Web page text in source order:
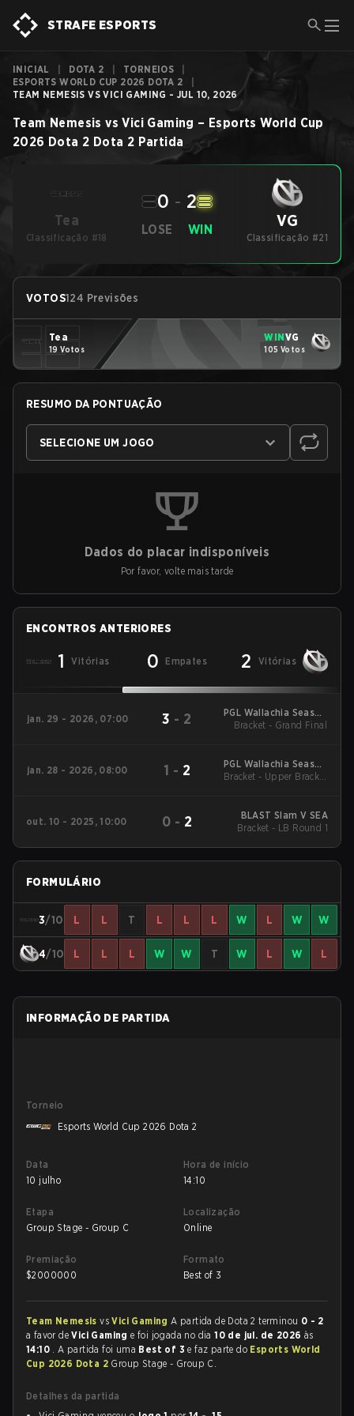
STRAFE ESPORTS
INICIAL DOTA 2 TORNEIOS
ESPORTS WORLD CUP 2026 DOTA 2
TEAM NEMESIS VS VICI GAMING - JUL 10, 2026
Team Nemesis vs Vici Gaming – Esports World Cup
2026 Dota 2 Dota 2 Partida
Tea
Classificação #18
LOSE
0 - 2
WIN VG
Classificação #21
VOTOS124 Previsões
Tea
19 Votos
WINVG
105 Votos
RESUMO DA PONTUAÇÃO
SELECIONE UM JOGO
Dados do placar indisponíveis
Por favor, volte mais tarde
ENCONTROS ANTERIORES
1 Vitórias 0 Empates 2 Vitórias
jan. 29 - 2026, 07:00 3 - 2
PGL Wallachia Season
7 Regional Asia
Bracket - Grand Final
jan. 28 - 2026, 08:00 1 - 2
PGL Wallachia Season
7 Regional Asia
Bracket - Upper Bracket
out. 10 - 2025, 10:00 0 - 2
BLAST Slam V SEA
Bracket - LB Round 1
FORMULÁRIO
3/10 L L T L L L W L W W
4/10 L L L W W T W L W L
INFORMAÇÃO DE PARTIDA
Torneio
Esports World Cup 2026 Dota 2
Data
10 julho
Hora de início
14:10
Etapa
Group Stage - Group C
Localização
Online
Premiação
$2000000
Formato
Best of 3
Team NemesisvsVici GamingA partida de Dota 2 terminou 0 - 2
a favor deVici Gaminge foi jogada no dia10 de jul. de 2026 às
14:10 . A partida foi uma Best of 3e faz parte do Esports World
Cup 2026 Dota 2 Group Stage - Group C.
Detalhes da partida